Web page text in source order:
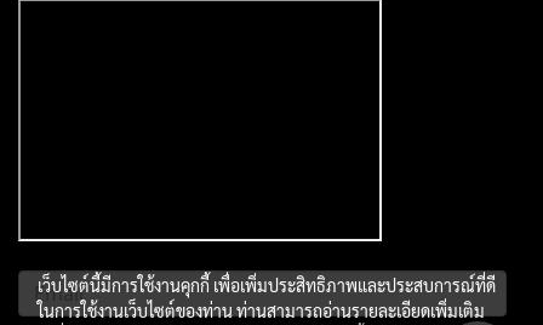
เว็บไซต์นี้มีการใช้งานคุกกี้ เพื่อเพิ่มประสิทธิภาพและประสบการณ์ที่ดี
ในการใช้งานเว็บไซต์ของท่าน ท่านสามารถอ่านรายละเอียดเพิ่มเติม